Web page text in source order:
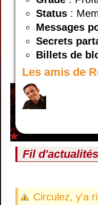
Status :
Messages
Secrets
Billets de
Les amis de
Fil
Circulez, y'a